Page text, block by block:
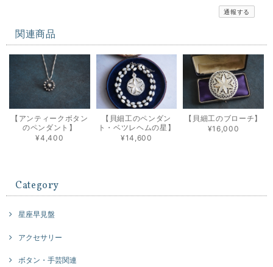
通報する
関連商品
【アンティークボタン
のペンダント】
¥4,400
【貝細工のペンダン
ト・ベツレヘムの星】
¥14,600
【貝細工のブローチ】
¥16,000
Category
星座早見盤
アクセサリー
ボタン・手芸関連